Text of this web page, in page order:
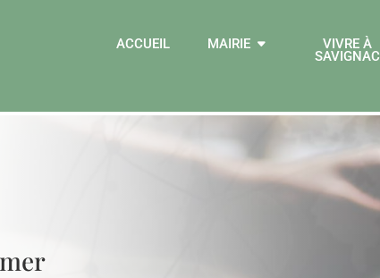
ACCUEIL MAIRIE VIVRE À
SAVIGNAC